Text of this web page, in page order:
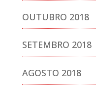
OUTUBRO 2018
SETEMBRO 2018
AGOSTO 2018